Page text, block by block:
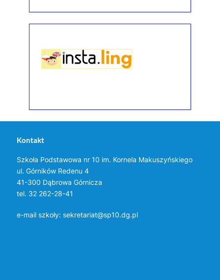
Kontakt
Szkoła Podstawowa nr 10 im. Kornela Makuszyńskiego
ul. Górników Redenu 4
41-300 Dąbrowa Górnicza
tel. 32 262-28-41
e-mail szkoły: sekretariat@sp10.dg.pl